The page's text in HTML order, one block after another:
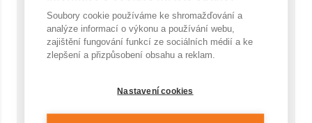
Počet
Soubory cookie používáme ke shromažďování a
analýze informací o výkonu a používání webu,
zajištění fungování funkcí ze sociálních médií a ke
zlepšení a přizpůsobení obsahu a reklam.
Nastavení cookies